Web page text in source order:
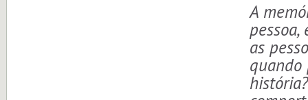
A
as
quando